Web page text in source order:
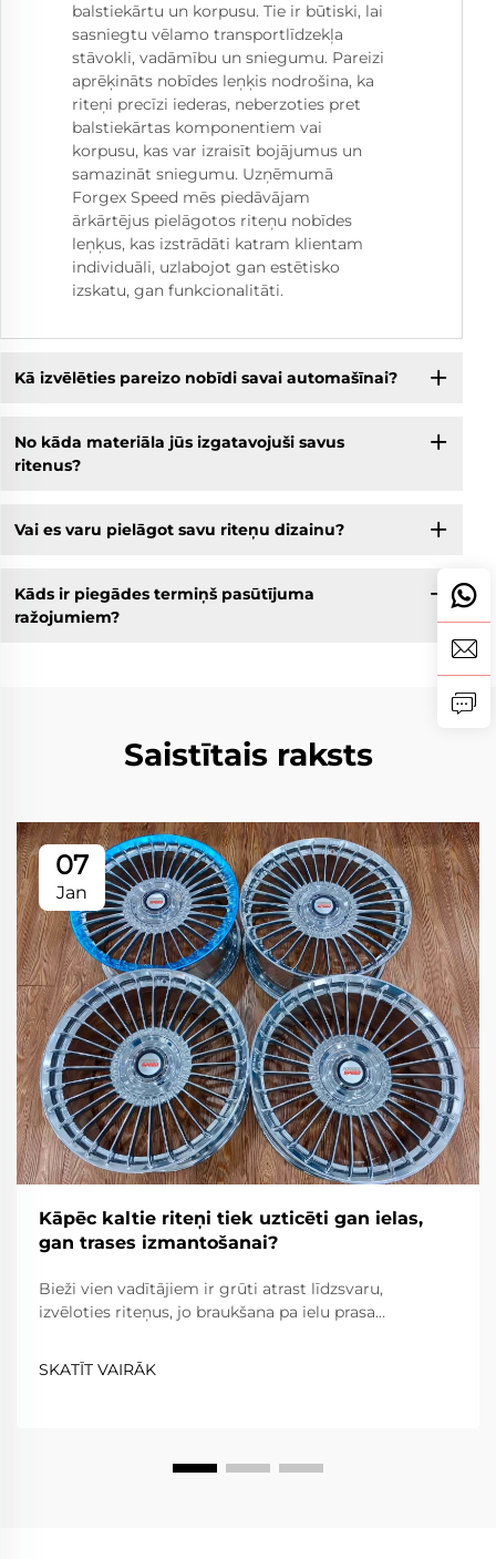
balstiekārtu un korpusu. Tie ir būtiski, lai
sasniegtu vēlamo transportlīdzekļa
stāvokli, vadāmību un sniegumu. Pareizi
aprēķināts nobīdes leņķis nodrošina, ka
riteņi precīzi iederas, neberzoties pret
balstiekārtas komponentiem vai
korpusu, kas var izraisīt bojājumus un
samazināt sniegumu. Uzņēmumā
Forgex Speed mēs piedāvājam
ārkārtējus pielāgotos riteņu nobīdes
leņķus, kas izstrādāti katram klientam
individuāli, uzlabojot gan estētisko
izskatu, gan funkcionalitāti.
Kā izvēlēties pareizo nobīdi savai automašīnai?
No kāda materiāla jūs izgatavojuši savus
ritenus?
Vai es varu pielāgot savu riteņu dizainu?
Kāds ir piegādes termiņš pasūtījuma
ražojumiem?
Saistītais raksts
07
Jan
Kāpēc kaltie riteņi tiek uzticēti gan ielas,
gan trases izmantošanai?
Bieži vien vadītājiem ir grūti atrast līdzsvaru,
izvēloties riteņus, jo braukšana pa ielu prasa
savukārt braukšana pa trasi prasa ārkārtēju vieglumu,
izturību un precizitāti. Kaltie riteņi...
SKATĪT VAIRĀK